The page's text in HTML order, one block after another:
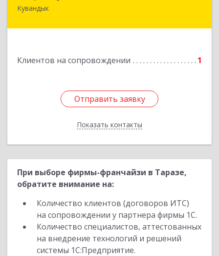
Кувандык
Клиентов на сопровождении 1
Отправить заявку
Показать контакты
462243, Оренбургская обл, Кувандыкский р-н,
Отправить заявку
Назад
При выборе фирмы-франчайзи в Таразе,
обратите внимание на:
Количество клиентов (договоров ИТС)
на сопровождении у партнера фирмы 1С.
Количество специалистов, аттестованных
на внедрение технологий и решений
системы 1С:Предприятие.